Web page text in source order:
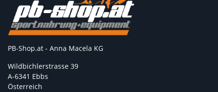
PB-Shop.at - Anna Macela KG
Wildbichlerstrasse 39
A-6341 Ebbs
Österreich